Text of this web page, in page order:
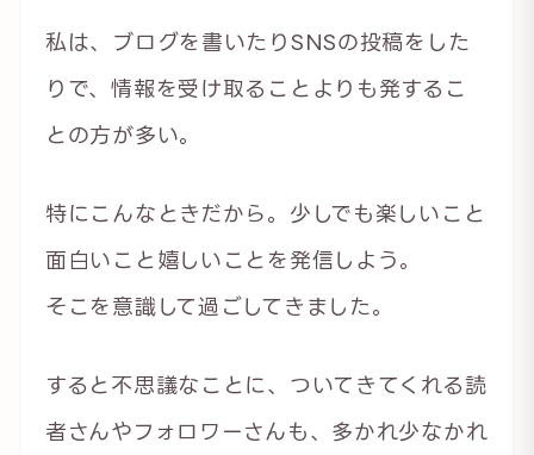
私は、ブログを書いたりSNSの投稿をした
りで、情報を受け取ることよりも発するこ
との方が多い。
特にこんなときだから。少しでも楽しいこと
面白いこと嬉しいことを発信しよう。
そこを意識して過ごしてきました。
すると不思議なことに、ついてきてくれる読
者さんやフォロワーさんも、多かれ少なかれ